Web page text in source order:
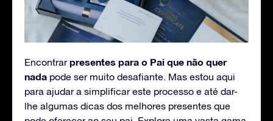
Encontrarpresentes para o Pai que não quer
nada pode ser muito desafiante. Mas estou aqui
para ajudar a simplificar este processo e até dar-
lhe algumas dicas dos melhores presentes que